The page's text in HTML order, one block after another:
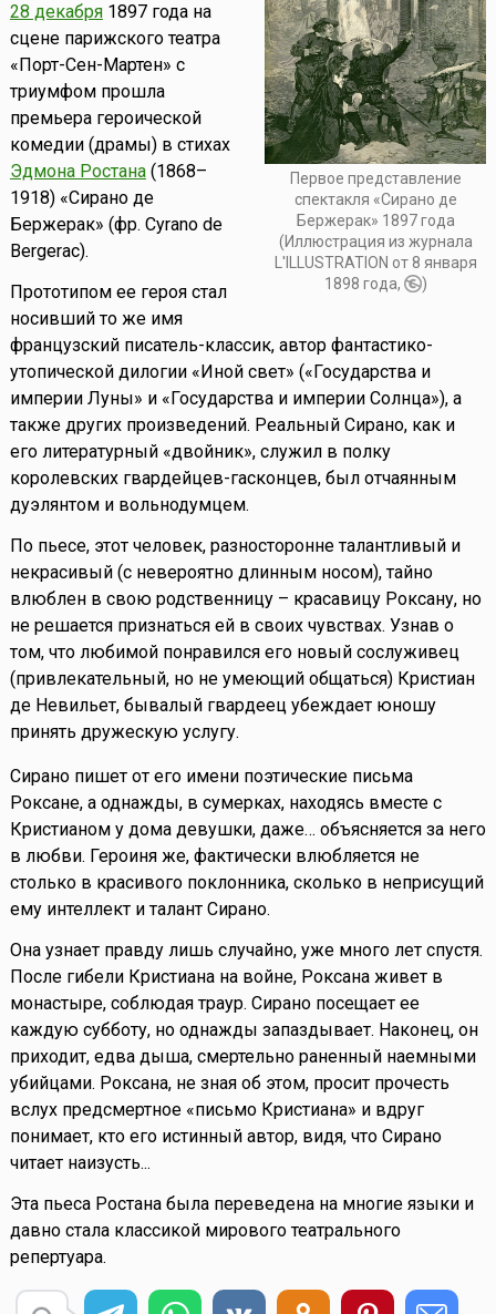
Первое представление
спектакля «Сирано де
Бержерак» 1897 года
(Иллюстрация из журнала
L'ILLUSTRATION от 8 января
1898 года,
)
28 декабря1897 года на
сцене парижского театра
«Порт-Сен-Мартен» с
триумфом прошла
премьера героической
комедии (драмы) в стихах
Эдмона Ростана(1868–
1918) «Сирано де
Бержерак» (фр. Cyrano de
Bergerac).
Прототипом ее героя стал
носивший то же имя
французский писатель-классик, автор фантастико-
утопической дилогии «Иной свет» («Государства и
империи Луны» и «Государства и империи Солнца»), а
также других произведений. Реальный Сирано, как и
его литературный «двойник», служил в полку
королевских гвардейцев-гасконцев, был отчаянным
дуэлянтом и вольнодумцем.
По пьесе, этот человек, разносторонне талантливый и
некрасивый (с невероятно длинным носом), тайно
влюблен в свою родственницу – красавицу Роксану, но
не решается признаться ей в своих чувствах. Узнав о
том, что любимой понравился его новый сослуживец
(привлекательный, но не умеющий общаться) Кристиан
де Невильет, бывалый гвардеец убеждает юношу
принять дружескую услугу.
Сирано пишет от его имени поэтические письма
Роксане, а однажды, в сумерках, находясь вместе с
Кристианом у дома девушки, даже… объясняется за него
в любви. Героиня же, фактически влюбляется не
столько в красивого поклонника, сколько в неприсущий
ему интеллект и талант Сирано.
Она узнает правду лишь случайно, уже много лет спустя.
После гибели Кристиана на войне, Роксана живет в
монастыре, соблюдая траур. Сирано посещает ее
каждую субботу, но однажды запаздывает. Наконец, он
приходит, едва дыша, смертельно раненный наемными
убийцами. Роксана, не зная об этом, просит прочесть
вслух предсмертное «письмо Кристиана» и вдруг
понимает, кто его истинный автор, видя, что Сирано
читает наизусть...
Эта пьеса Ростана была переведена на многие языки и
давно стала классикой мирового театрального
репертуара.